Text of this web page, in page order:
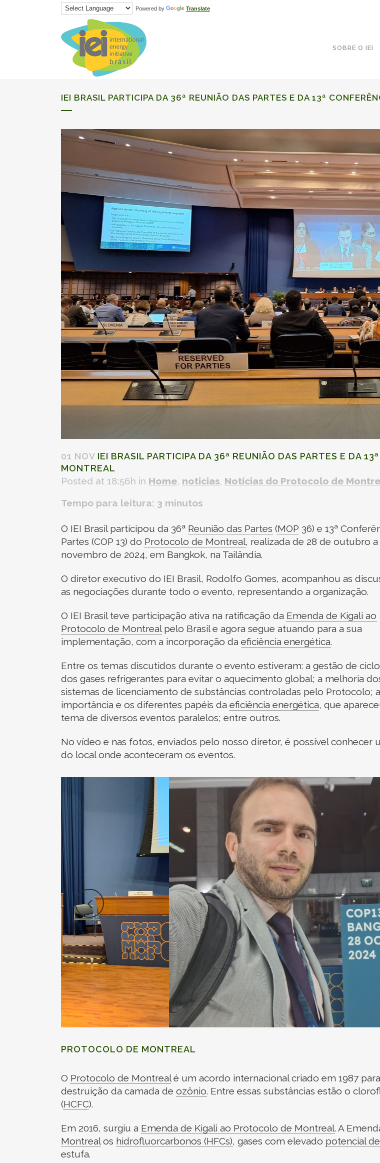
Powered by Translate
SOBRE O IEI
IEI BRASIL PARTICIPA DA 36ª REUNIÃO DAS PARTES E DA 13ª
01 NOV IEI BRASIL PARTICIPA DA 36ª REUNIÃO DAS PARTES E DA
MONTREAL
Posted at 18:56h in Home, noticias, Notícias do Protocolo de
Tempo para leitura: 3 minutos
O IEI Brasil participou da 36ª Reunião das Partes (MOP 36) e 13ª
Partes (COP 13) do Protocolo de Montreal, realizada de 28 de outubro a
novembro de 2024, em Bangkok, na Tailândia.
O diretor executivo do IEI Brasil, Rodolfo Gomes, acompanhou as
as negociações durante todo o evento, representando a organização.
O IEI Brasil teve participação ativa na ratificação da Emenda de Kigali ao
Protocolo de Montreal pelo Brasil e agora segue atuando para a sua
implementação, com a incorporação da eficiência energética.
Entre os temas discutidos durante o evento estiveram: a gestão de
dos gases refrigerantes para evitar o aquecimento global; a melhoria
sistemas de licenciamento de substâncias controladas pelo Protocolo; a
importância e os diferentes papéis da eficiência energética, que
tema de diversos eventos paralelos; entre outros.
No vídeo e nas fotos, enviados pelo nosso diretor, é possível conhecer
do local onde aconteceram os eventos.
PROTOCOLO DE MONTREAL
O Protocolo de Montreal é um acordo internacional criado em 1987
destruição da camada de ozônio. Entre essas substâncias estão o
(HCFC).
Em 2016, surgiu a Emenda de Kigali ao Protocolo de Montreal. A
Montreal os hidrofluorcarbonos (HFCs), gases com elevado potencial
estufa.